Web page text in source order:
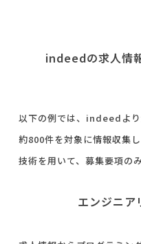
indeedの求人情
以下の例では、indeedよ
約800件を対象に情報収集
技術を用いて、募集要項の
エンジニア